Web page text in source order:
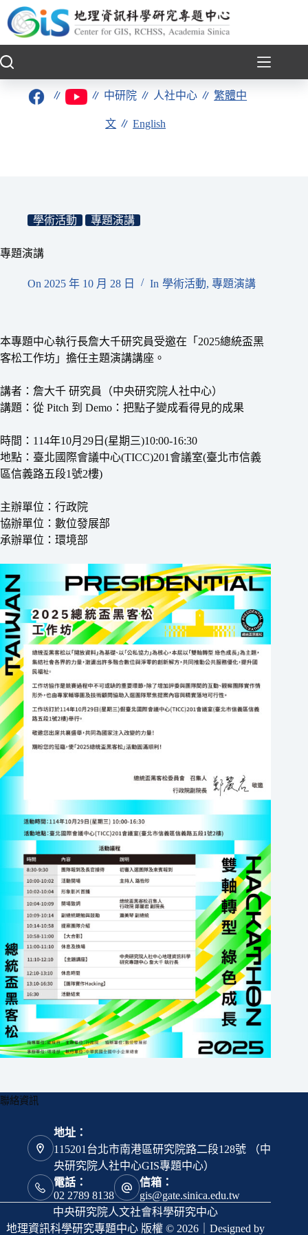
至
要
∥ ∥ 中研院 ∥ 人社中心 ∥繁體中
文 ∥English
學術活動 專題演講
專題演講
On 2025 年 10 月 28 日 In 學術活動, 專題演講
本專題中心執行長詹大千研究員受邀在「2025總統盃黑
客松工作坊」擔任主題演講講座。
講者：詹大千 研究員（中央研究院人社中心）
講題：從 Pitch 到 Demo：把點子變成看得見的成果
時間：114年10月29日(星期三)10:00-16:30
地點：臺北國際會議中心(TICC)201會議室(臺北市信義
區信義路五段1號2樓)
主辦單位：行政院
協辦單位：數位發展部
承辦單位：環境部
聯絡資訊
地址：
115201台北市南港區研究院路二段128號 （中
央研究院人社中心GIS專題中心）
電話：
02 2789 8138
信箱：
gis@gate.sinica.edu.tw
中央研究院人文社會科學研究中心
地理資訊科學研究專題中心 版權 © 2026｜Designed by